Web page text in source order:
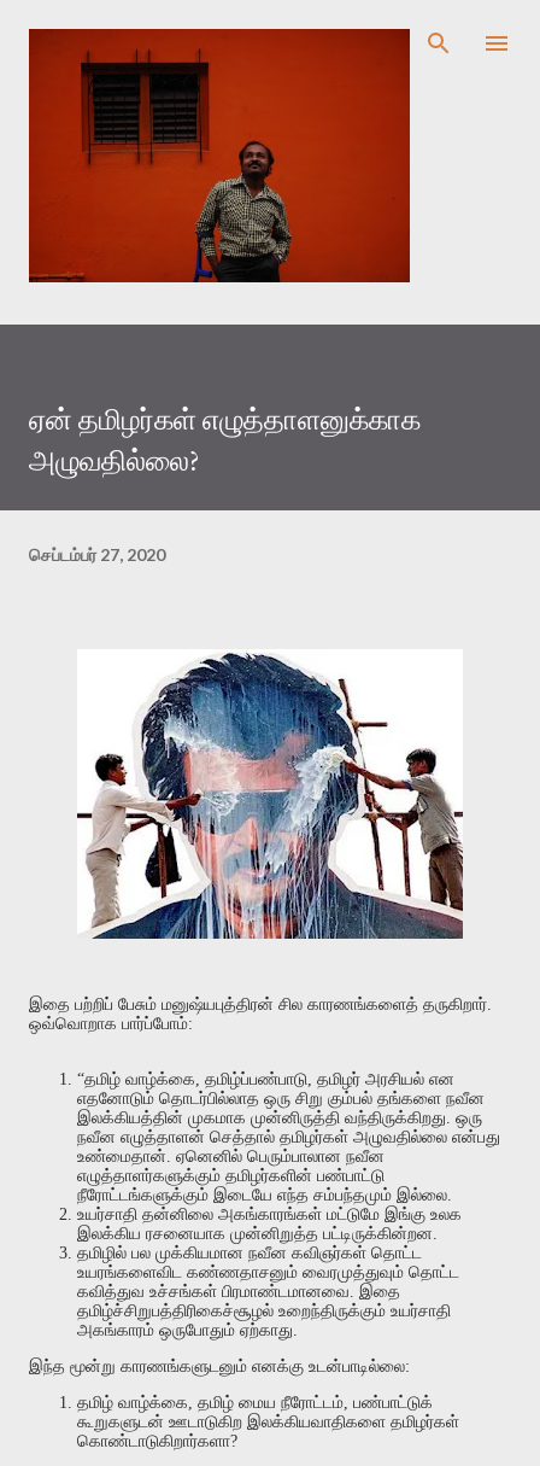
முதன்மை உள்ளடக்கத்திற்குச் செல்
ஏன் தமிழர்கள் எழுத்தாளனுக்காக
அழுவதில்லை?
செப்டம்பர் 27, 2020
இதை பற்றிப் பேசும் மனுஷ்யபுத்திரன் சில காரணங்களைத் தருகிறார்
ஒவ்வொறாக பார்ப்போம்:
“தமிழ் வாழ்க்கை தமிழ்ப்பண்பாடு தமிழர் அரசியல் என
எதனோடும் தொடர்பில்லாத ஒரு சிறு கும்பல் தங்களை நவீன
இலக்கியத்தின் முகமாக முன்னிருத்தி வந்திருக்கிறது ஒரு
நவீன எழுத்தாளன் செத்தால் தமிழர்கள் அழுவதில்லை என்பது
உண்மைதான் ஏனெனில் பெரும்பாலான நவீன
எழுத்தாளர்களுக்கும் தமிழர்களின் பண்பாட்டு
நீரோட்டங்களுக்கும் இடையே எந்த சம்பந்தமும் இல்லை
உயர்சாதி தன்னிலை அகங்காரங்கள் மட்டுமே இங்கு உலக
இலக்கிய ரசனையாக முன்னிறுத்த பட்டிருக்கின்றன
தமிழில் பல முக்கியமான நவீன கவிஞர்கள் தொட்ட
உயரங்களைவிட
கண்ணதாசனும் வைரமுத்துவும் தொட்ட
கவித்துவ உச்சங்கள் பிரமாண்டமானவை இதை
தமிழ்ச்சிறுபத்திரிகைச்சூழல் உறைந்திருக்கும் உயர்சாதி
அகங்காரம் ஒருபோதும் ஏற்காது
இந்த மூன்று காரணங்களுடனும் எனக்கு உடன்பாடில்லை:
தமிழ் வாழ்க்கை தமிழ் மைய நீரோட்டம் பண்பாட்டுக்
கூறுகளுடன் ஊடாடுகிற இலக்கியவாதிகளை தமிழர்கள்
கொண்டாடுகிறார்களா?